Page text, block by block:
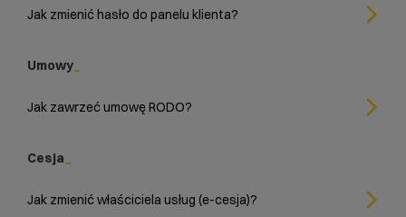
Jak zmienić hasło do panelu klienta?
Umowy
Jak zawrzeć umowę RODO?
Cesja
Jak zmienić właściciela usług (e-cesja)?